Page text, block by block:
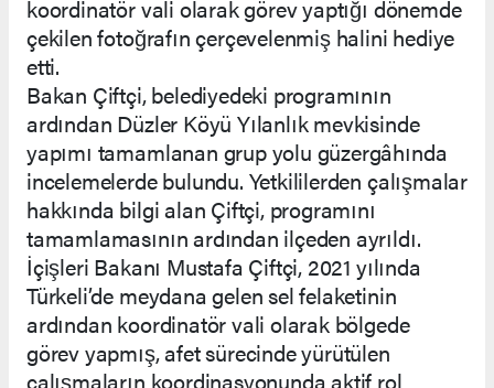
koordinatör vali olarak görev yaptığı dönemde
çekilen fotoğrafın çerçevelenmiş halini hediye
etti.
Bakan Çiftçi, belediyedeki programının
ardından Düzler Köyü Yılanlık mevkisinde
yapımı tamamlanan grup yolu güzergâhında
incelemelerde bulundu. Yetkililerden çalışmalar
hakkında bilgi alan Çiftçi, programını
tamamlamasının ardından ilçeden ayrıldı.
İçişleri Bakanı Mustafa Çiftçi, 2021 yılında
Türkeli’de meydana gelen sel felaketinin
ardından koordinatör vali olarak bölgede
görev yapmış, afet sürecinde yürütülen
çalışmaların koordinasyonunda aktif rol